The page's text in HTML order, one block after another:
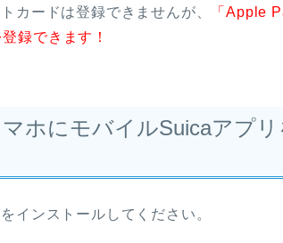
カードは登録できませんが、
「Apple
録できます！
マホにモバイルSuicaアプ
インストールしてください。